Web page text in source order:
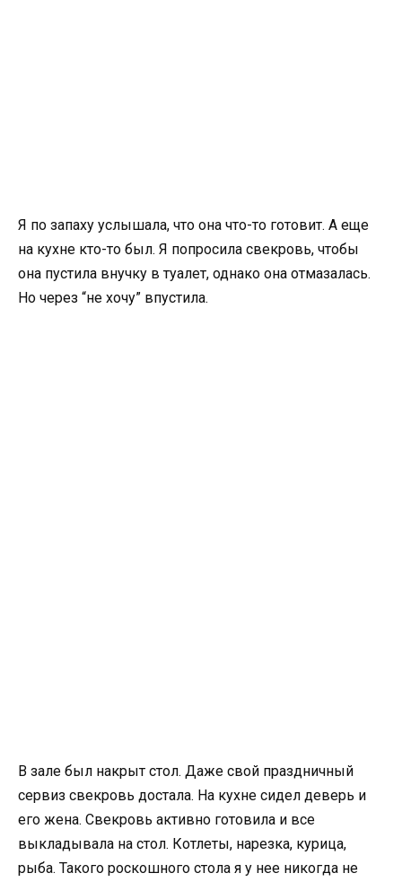
Я по запаху услышала, что она что-то готовит. А еще
на кухне кто-то был. Я попросила свекровь, чтобы
она пустила внучку в туалет, однако она отмазалась.
Но через “не хочу” впустила.
В зале был накрыт стол. Даже свой праздничный
сервиз свекровь достала. На кухне сидел деверь и
его жена. Свекровь активно готовила и все
выкладывала на стол. Котлеты, нарезка, курица,
рыба. Такого роскошного стола я у нее никогда не